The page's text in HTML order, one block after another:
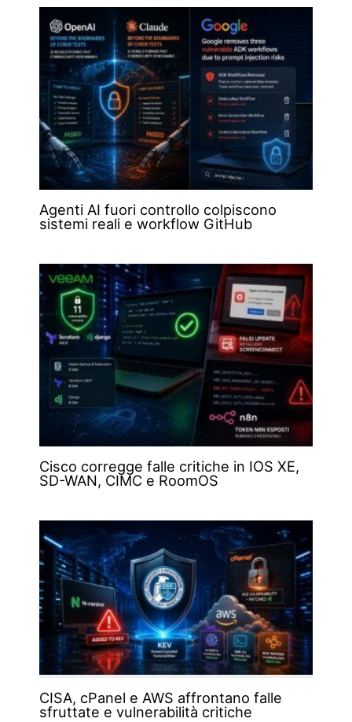
Agenti AI fuori controllo colpiscono
sistemi reali e workflow GitHub
Cisco corregge falle critiche in IOS XE,
SD-WAN, CIMC e RoomOS
CISA, cPanel e AWS affrontano falle
sfruttate e vulnerabilità critiche